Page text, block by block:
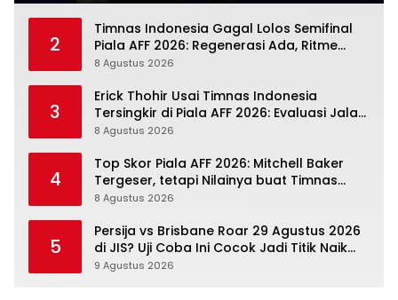
2
Timnas Indonesia Gagal Lolos Semifinal
Piala AFF 2026: Regenerasi Ada, Ritme
Kompetisi Masih Harus Mengejar
8 Agustus 2026
3
Erick Thohir Usai Timnas Indonesia
Tersingkir di Piala AFF 2026: Evaluasi Jalan,
Agenda Berikutnya Sudah Dekat
8 Agustus 2026
4
Top Skor Piala AFF 2026: Mitchell Baker
Tergeser, tetapi Nilainya buat Timnas
Indonesia Justru Naik
8 Agustus 2026
5
Persija vs Brisbane Roar 29 Agustus 2026
di JIS? Uji Coba Ini Cocok Jadi Titik Naik
Macan Kemayoran
9 Agustus 2026